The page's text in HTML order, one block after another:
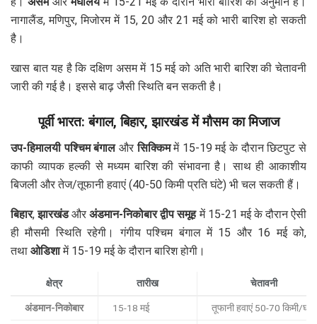
नागालैंड, मणिपुर, मिजोरम में 15, 20 और 21 मई को भारी बारिश हो सकती
है।
खास बात यह है कि दक्षिण असम में 15 मई को अति भारी बारिश की चेतावनी
जारी की गई है। इससे बाढ़ जैसी स्थिति बन सकती है।
पूर्वी भारत: बंगाल, बिहार, झारखंड में मौसम का मिजाज
उप-हिमालयी पश्चिम बंगालऔरसिक्किममें 15-19 मई के दौरान छिटपुट से
काफी व्यापक हल्की से मध्यम बारिश की संभावना है। साथ ही आकाशीय
बिजली और तेज/तूफानी हवाएं (40-50 किमी प्रति घंटे) भी चल सकती हैं।
बिहार,झारखंडऔरअंडमान-निकोबार द्वीप समूहमें 15-21 मई के दौरान ऐसी
ही मौसमी स्थिति रहेगी। गंगीय पश्चिम बंगाल में 15 और 16 मई को,
तथा ओडिशामें 15-19 मई के दौरान बारिश होगी।
क्षेत्र तारीख चेतावनी
अंडमान-निकोबार 15-18 मई तूफानी हवाएं 50-70 किमी/घंटा